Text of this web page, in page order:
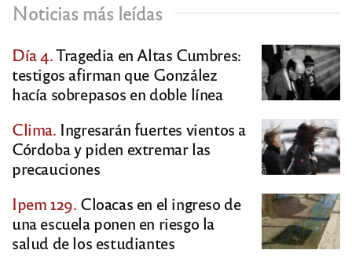
Noticias más leídas
Día 4.Tragedia en Altas Cumbres:
testigos afirman que González
hacía sobrepasos en doble línea
Clima. Ingresarán fuertes vientos a
Córdoba y piden extremar las
precauciones
Ipem 129. Cloacas en el ingreso de
una escuela ponen en riesgo la
salud de los estudiantes